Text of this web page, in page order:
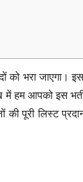
भरा जाएगा। इस
हम आपको इस
पूरी लिस्ट